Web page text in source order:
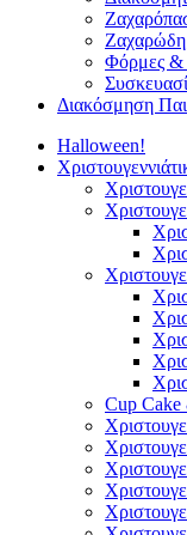
Ζαχαρώδη
Φόρμες &
Διακόσμηση
Halloween!
Cup Cake